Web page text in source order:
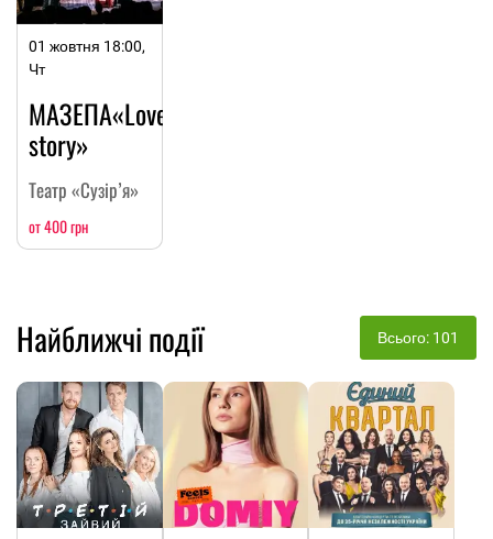
01 жовтня 18:00,
Чт
МАЗЕПА«Love-
story»
Театр «Сузір’я»
от 400 грн
Найближчі події Всього: 101